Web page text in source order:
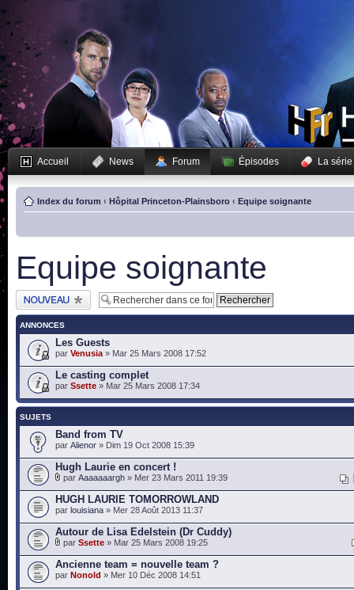
Accueil News Forum Épisodes La série
Index du forum ‹ Hôpital Princeton-Plainsboro ‹ Equipe soignante
Equipe soignante
Publier un nouveau
sujet
ANNONCES
Les Guests
par Venusia » Mar 25 Mars 2008 17:52
Le casting complet
par Ssette » Mar 25 Mars 2008 17:34
SUJETS
Band from TV
par Alienor » Dim 19 Oct 2008 15:39
Hugh Laurie en concert !
par Aaaaaaargh » Mer 23 Mars 2011 19:39
HUGH LAURIE TOMORROWLAND
par louisiana » Mer 28 Août 2013 11:37
Autour de Lisa Edelstein (Dr Cuddy)
par Ssette » Mar 25 Mars 2008 19:25
Ancienne team = nouvelle team ?
par Nonold » Mer 10 Déc 2008 14:51